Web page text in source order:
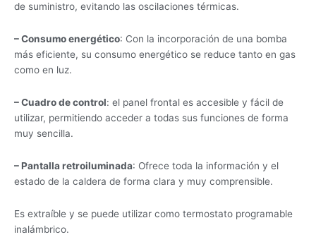
de suministro, evitando las oscilaciones térmicas.
– Consumo energético: Con la incorporación de una bomba
más eficiente, su consumo energético se reduce tanto en gas
como en luz.
– Cuadro de control: el panel frontal es accesible y fácil de
utilizar, permitiendo acceder a todas sus funciones de forma
muy sencilla.
– Pantalla retroiluminada: Ofrece toda la información y el
estado de la caldera de forma clara y muy comprensible.
Es extraíble y se puede utilizar como termostato programable
inalámbrico.